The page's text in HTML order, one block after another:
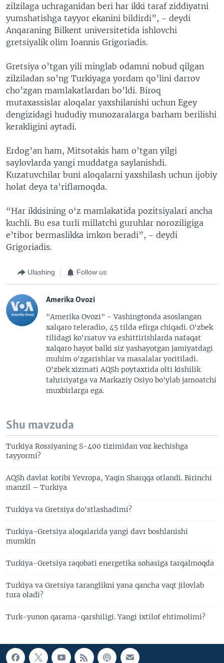
zilzilaga uchraganidan beri har ikki taraf ziddiyatni
yumshatishga tayyor ekanini bildirdi”, - deydi
Anqaraning Bilkent universitetida ishlovchi
gretsiyalik olim Ioannis Grigoriadis.
Gretsiya o’tgan yili minglab odamni nobud qilgan
zilziladan so’ng Turkiyaga yordam qo’lini darrov
cho’zgan mamlakatlardan bo’ldi. Biroq
mutaxassislar aloqalar yaxshilanishi uchun Egey
dengizidagi hududiy munozaralarga barham berilishi
kerakligini aytadi.
Erdog’an ham, Mitsotakis ham o’tgan yilgi
saylovlarda yangi muddatga saylanishdi.
Kuzatuvchilar buni aloqalarni yaxshilash uchun ijobiy
holat deya ta’riflamoqda.
“Har ikkisining o‘z mamlakatida pozitsiyalari ancha
kuchli. Bu esa turli millatchi guruhlar noroziligiga
e’tibor bermaslikka imkon beradi”, - deydi
Grigoriadis.
Ulashing Follow us
Amerika Ovozi
"Amerika Ovozi" - Vashingtonda asoslangan
xalqaro teleradio, 45 tilda efirga chiqadi. O'zbek
tilidagi ko'rsatuv va eshittirishlarda nafaqat
xalqaro hayot balki siz yashayotgan jamiyatdagi
muhim o'zgarishlar va masalalar yoritiladi.
O'zbek xizmati AQSh poytaxtida olti kishilik
tahririyatga va Markaziy Osiyo bo'ylab jamoatchi
muxbirlarga ega.
Shu mavzuda
Turkiya Rossiyaning S-400 tizimidan voz kechishga
tayyormi?
AQSh davlat kotibi Yevropa, Yaqin Sharqqa otlandi. Birinchi
manzil – Turkiya
Turkiya va Gretsiya do'stlashadimi?
Turkiya-Gretsiya aloqalarida yangi davr boshlanishi
mumkin
Turkiya-Gretsiya raqobati energetika sohasiga tarqalmoqda
Turkiya va Gretsiya taranglikni yana qancha vaqt jilovlab
tura oladi?
Turk-yunon qarama-qarshiligi. Yangi ixtilof ehtimolimi?